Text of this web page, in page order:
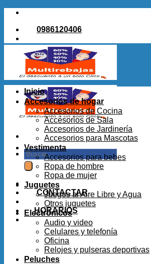
Saltar
contenido0986120406
Buscar
por:
CONTACTAR
HORARIOS
Inicio
Accesorios de hogar
Accesorios de Cocina
Accesorios de Sala
Accesorios de Jardinería
Accesorios para Mascotas
Vestimenta
Accesorios para bebes
Ropa de hombre
Ropa de mujer
Juguetes
Juegos al Aire Libre y Agua
Otros juguetes
Electrónicos
Audio y video
Celulares y telefonía
Oficina
Relojes y pulseras deportivas
Peluches